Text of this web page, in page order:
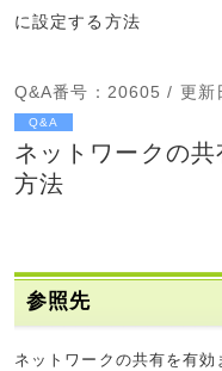
に設定する方法
Q&A番号 ：20605 / 更新
Q&A
ネットワークの
方法
参照先
ネットワークの共有を有